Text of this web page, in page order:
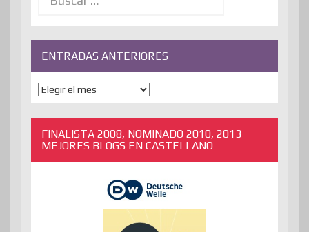
ENTRADAS ANTERIORES
ENTRADAS
ANTERIORES
FINALISTA 2008, NOMINADO 2010, 2013
MEJORES BLOGS EN CASTELLANO